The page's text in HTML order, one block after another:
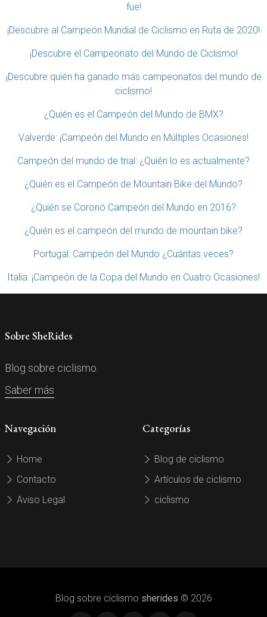
fue!
¡Descubre al Campeón Mundial de Ciclismo en Ruta de 2020!
¡Descubre el Campeonato del Mundo de Ciclismo!
¡Descubre quién ha ganado más campeonatos del mundo de
ciclismo!
¿Quién es el Campeón del Mundo de BMX?
Valverde: ¡Campeón del Mundo en Múltiples Ocasiones!
Campeón del mundo de trial: ¿Quién lo es actualmente?
¿Quién es el Campeón de Mountain Bike del Mundo?
¿Quién se Coronó Campeón del Mundo en 2016?
¿Quién es el campeón del mundo de mountain bike?
Portugal: Campeón del Mundo ¿Cuántas veces?
Italia: ¡Campeón de la Copa del Mundo en Cuatro Ocasiones!
Sobre SheRides
Blog sobre ciclismo.
Saber más
Navegación
Home
Contacto
Aviso Legal
Categorías
Blog de ciclismo
Artículos de ciclismo
ciclismo
Blog sobre ciclismo sherides © 2026